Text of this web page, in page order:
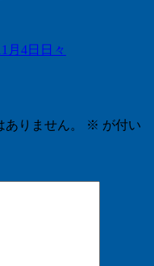
月4日ゴ
日々
りません。 ※ が付い